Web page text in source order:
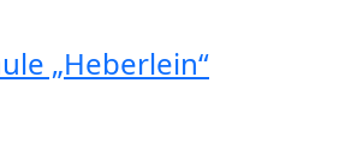
„Heberlein“